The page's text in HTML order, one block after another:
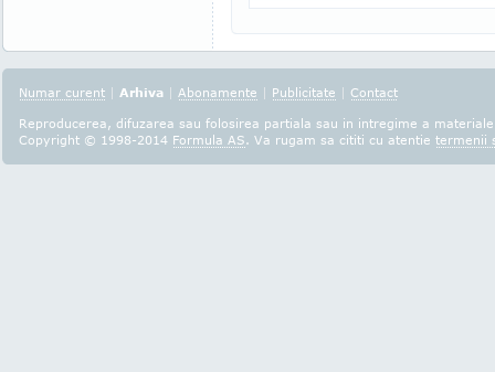
Numar curent | Arhiva | Abonamente | Publicitate | Contact
Reproducerea, difuzarea sau folosirea partiala sau in intregime a
Copyright © 1998-2014 Formula AS. Va rugam sa cititi cu atentie termenii